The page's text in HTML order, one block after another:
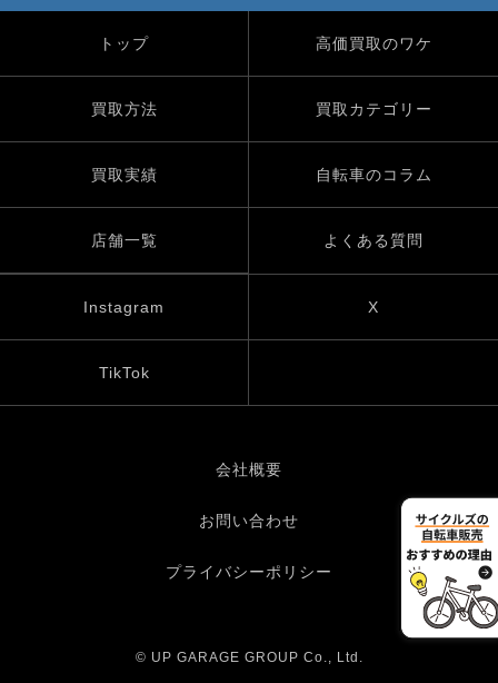
トップ 高価買取のワケ
買取方法 買取カテゴリー
買取実績 自転車のコラム
店舗一覧 よくある質問
Instagram X
TikTok
会社概要
お問い合わせ
プライバシーポリシー
© UP GARAGE GROUP Co., Ltd.